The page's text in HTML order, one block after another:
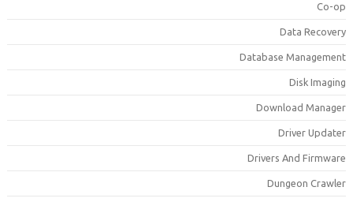
Co-
Data
Database
Disk
Download
Driver
Drivers And
Dungeon